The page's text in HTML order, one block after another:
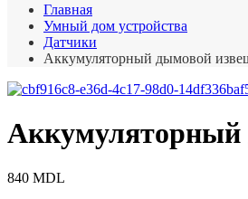
Главная
Умный дом устройства
Датчики
Аккумуляторный дымовой
Аккумуляторный
840 MDL